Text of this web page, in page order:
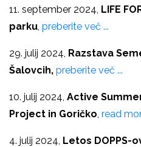
11. september 2024, LIFE
parku, preberite več ...
29. julij 2024, Razstava
Šalovcih, preberite več ...
10. julij 2024, Active
Project in Goričko, read
4. julij 2024, Letos DOPPS-